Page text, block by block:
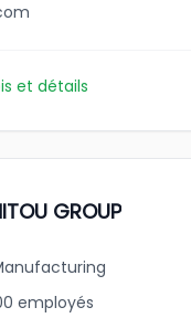
et détails
GROUP
employés